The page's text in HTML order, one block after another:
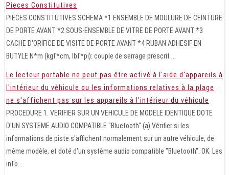
Pieces Constitutives
PIECES CONSTITUTIVES SCHEMA *1 ENSEMBLE DE MOULURE DE CEINTURE
DE PORTE AVANT *2 SOUS-ENSEMBLE DE VITRE DE PORTE AVANT *3
CACHE D'ORIFICE DE VISITE DE PORTE AVANT *4 RUBAN ADHESIF EN
BUTYLE N*m (kgf*cm, lbf*pi): couple de serrage prescrit ...
Le lecteur portable ne peut pas être activé à l'aide d'appareils à
l'intérieur du véhicule ou les informations relatives à la plage
ne s'affichent pas sur les appareils à l'intérieur du véhicule
PROCEDURE 1. VERIFIER SUR UN VEHICULE DE MODELE IDENTIQUE DOTE
D'UN SYSTEME AUDIO COMPATIBLE "Bluetooth" (a) Vérifier si les
informations de piste s'affichent normalement sur un autre véhicule, de
même modèle, et doté d'un système audio compatible "Bluetooth". OK: Les
info ...